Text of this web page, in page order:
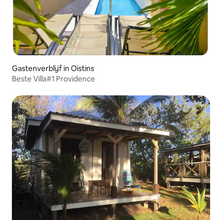
Gastenverblijf in Oistins
Beste Villa#1 Providence